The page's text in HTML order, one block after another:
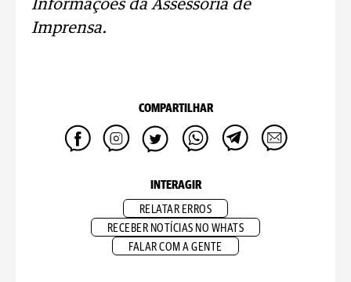
Informações da Assessoria de
Imprensa.
COMPARTILHAR
INTERAGIR
RELATAR ERROS
RECEBER NOTÍCIAS NO WHATS
FALAR COM A GENTE